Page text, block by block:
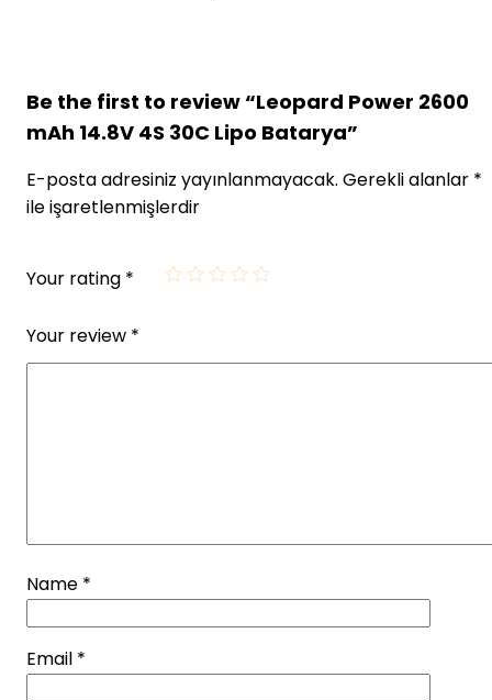
Be the first to review “Leopard Power 2600
mAh 14.8V 4S 30C Lipo Batarya”
E-posta adresiniz yayınlanmayacak. Gerekli alanlar *
ile işaretlenmişlerdir
Your rating *
Your review *
Name *
Email *